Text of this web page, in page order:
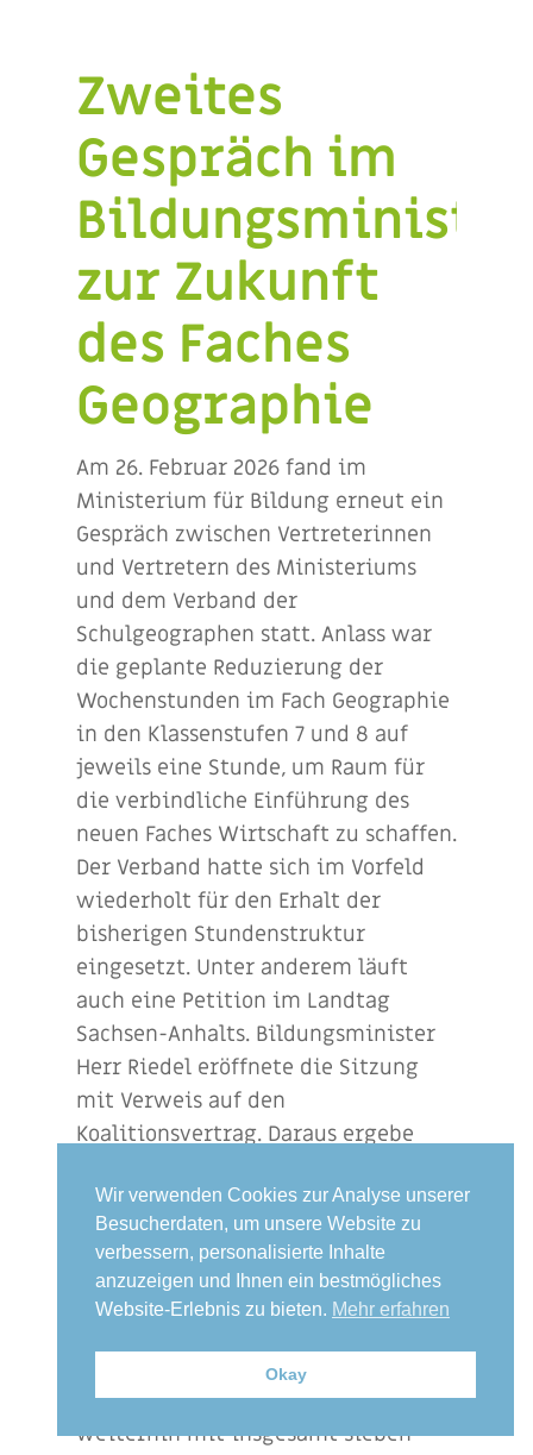
Zweites
Gespräch im
zur Zukunft
des Faches
Geographie
Am 26. Februar 2026 fand im
Ministerium für Bildung erneut ein
Gespräch zwischen Vertreterinnen
und Vertretern des Ministeriums
und dem Verband der
Schulgeographen statt. Anlass war
die geplante Reduzierung der
Wochenstunden im Fach Geographie
in den Klassenstufen 7 und 8 auf
jeweils eine Stunde, um Raum für
die verbindliche Einführung des
neuen Faches Wirtschaft zu schaffen.
Der Verband hatte sich im Vorfeld
wiederholt für den Erhalt der
bisherigen Stundenstruktur
eingesetzt. Unter anderem läuft
auch eine Petition im Landtag
Sachsen-Anhalts. Bildungsminister
Herr Riedel eröffnete die Sitzung
mit Verweis auf den
Koalitionsvertrag. Daraus ergebe
ökonomische Bildung an Schulen
verbindlich zu stärken. Die
Einführung des Faches Wirtschaft
sei daher eine konsequente
Zugleich betonte der Minister, dass
Geographie in der Sekundarstufe I
weiterhin mit insgesamt sieben
Wir verwenden Cookies zur Analyse unserer
Besucherdaten, um unsere Website zu
verbessern, personalisierte Inhalte
anzuzeigen und Ihnen ein bestmögliches
Website-Erlebnis zu bieten. Mehr erfahren
Okay